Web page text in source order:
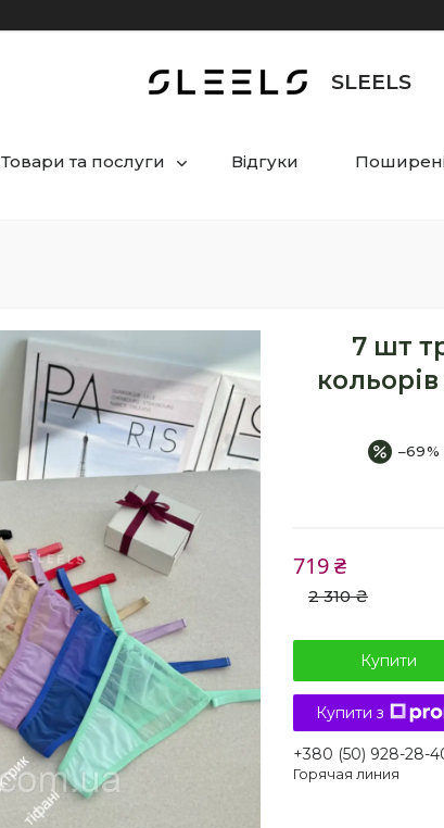
SLEELS
Товари та послуги Відгуки
7 шт
–69%
2 310 ₴
719 ₴
Купити
Купити з
+380 (50) 928-28-
Горячая линия